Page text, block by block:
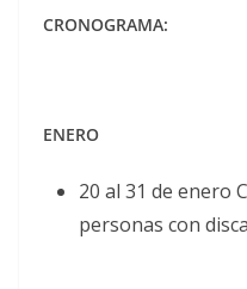
CRONOGRAMA:
ENERO
20 al 31 de enero
personas con